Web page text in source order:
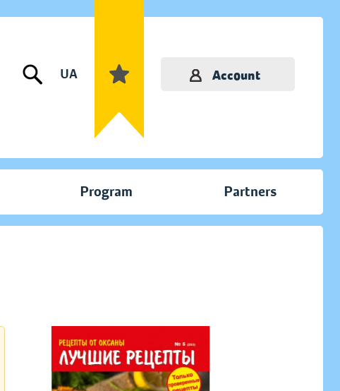
UA Account
Program Partners